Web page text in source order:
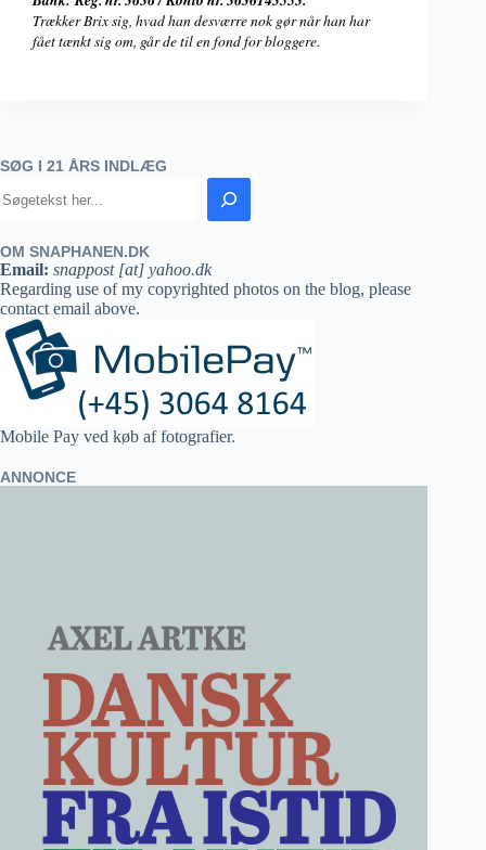
Trækker Brix sig, hvad han desværre nok gør når han har
fået tænkt sig om, går de til en fond for bloggere.
SØG I 21 ÅRS INDLÆG
OM SNAPHANEN.DK
Email: snappost [at] yahoo.dk
Regarding use of my copyrighted photos on the blog, please
contact email above.
Mobile Pay ved køb af fotografier.
ANNONCE